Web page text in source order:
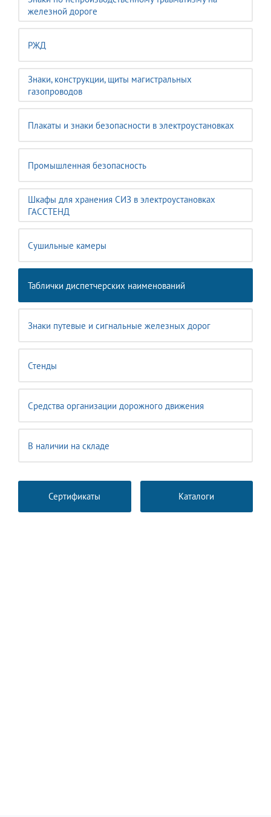
железной дороге
РЖД
Знаки, конструкции, щиты магистральных
газопроводов
Плакаты и знаки безопасности в электроустановках
Промышленная безопасность
Шкафы для хранения СИЗ в электроустановках
ГАССТЕНД
Сушильные камеры
Таблички диспетчерских наименований
Знаки путевые и сигнальные железных дорог
Стенды
Средства организации дорожного движения
В наличии на складе
Сертификаты Каталоги